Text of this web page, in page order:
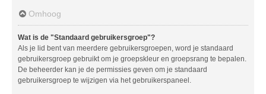
Omhoog
Wat is de "Standaard gebruikersgroep"?
Als je lid bent van meerdere gebruikersgroepen, word je standaard
gebruikersgroep gebruikt om je groepskleur en groepsrang te bepalen.
De beheerder kan je de permissies geven om je standaard
gebruikersgroep te wijzigen via het gebruikerspaneel.